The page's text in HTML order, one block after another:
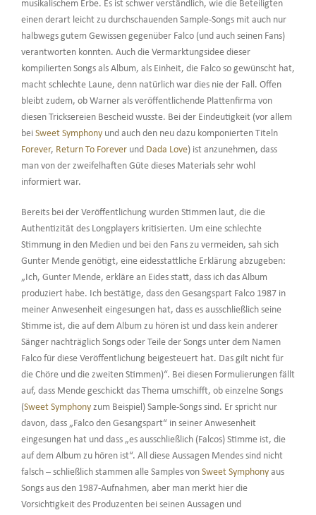
musikalischem Erbe. Es ist schwer verständlich, wie die Beteiligten
einen derart leicht zu durchschauenden Sample-Songs mit auch nur
halbwegs gutem Gewissen gegenüber Falco (und auch seinen Fans)
verantworten konnten. Auch die Vermarktungsidee dieser
kompilierten Songs als Album, als Einheit, die Falco so gewünscht hat,
macht schlechte Laune, denn natürlich war dies nie der Fall. Offen
bleibt zudem, ob Warner als veröffentlichende Plattenfirma von
diesen Tricksereien Bescheid wusste. Bei der Eindeutigkeit (vor allem
bei Sweet Symphonyund auch den neu dazu komponierten Titeln
Forever, Return To Foreverund Dada Love) ist anzunehmen, dass
man von der zweifelhaften Güte dieses Materials sehr wohl
informiert war.
Bereits bei der Veröffentlichung wurden Stimmen laut, die die
Authentizität des Longplayers kritisierten. Um eine schlechte
Stimmung in den Medien und bei den Fans zu vermeiden, sah sich
Gunter Mende genötigt, eine eidesstattliche Erklärung abzugeben:
„Ich, Gunter Mende, erkläre an Eides statt, dass ich das Album
produziert habe. Ich bestätige, dass den Gesangspart Falco 1987 in
meiner Anwesenheit eingesungen hat, dass es ausschließlich seine
Stimme ist, die auf dem Album zu hören ist und dass kein anderer
Sänger nachträglich Songs oder Teile der Songs unter dem Namen
Falco für diese Veröffentlichung beigesteuert hat. Das gilt nicht für
die Chöre und die zweiten Stimmen)“. Bei diesen Formulierungen fällt
auf, dass Mende geschickt das Thema umschifft, ob einzelne Songs
(Sweet Symphonyzum Beispiel) Sample-Songs sind. Er spricht nur
davon, dass „Falco den Gesangspart“ in seiner Anwesenheit
eingesungen hat und dass „es ausschließlich (Falcos) Stimme ist, die
auf dem Album zu hören ist“. All diese Aussagen Mendes sind nicht
falsch – schließlich stammen alle Samples von Sweet Symphonyaus
Songs aus den 1987-Aufnahmen, aber man merkt hier die
Vorsichtigkeit des Produzenten bei seinen Aussagen und